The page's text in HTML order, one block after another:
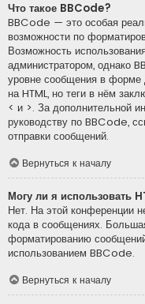
Что такое BBCode?
BBCode — это особая
возможности по
Возможность
администратором, однако
уровне сообщения в форме
на HTML, но теги в нём
< и >. За дополнительной
руководству по BBCode,
отправки сообщений.
Вернуться к началу
Могу ли я использовать
Нет. На этой конференции
кода в сообщениях.
форматированию
использованием BBCode.
Вернуться к началу